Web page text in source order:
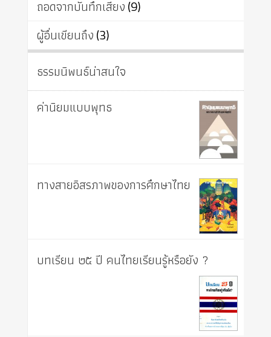
ถอดจากบันทึกเสียง(9)
ผู้อื่นเขียนถึง(3)
ธรรมนิพนธ์น่าสนใจ
ค่านิยมแบบพุทธ
ทางสายอิสรภาพของการศึกษาไทย
บทเรียน ๒๕ ปี คนไทยเรียนรู้หรือยัง ?